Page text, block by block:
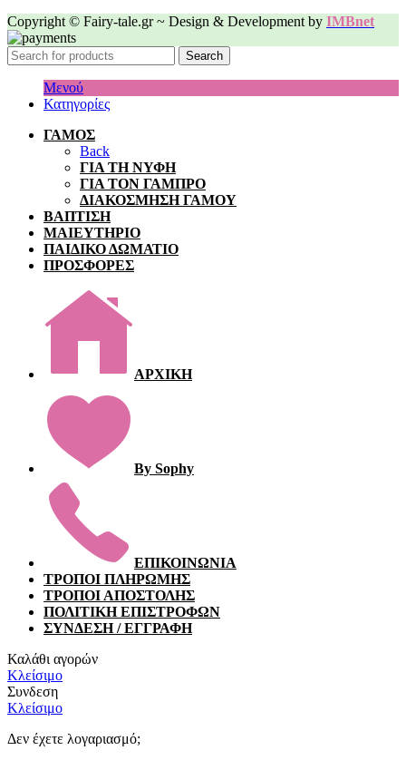
Copyright © Fairy-tale.gr ~ Design & Development by IMBnet
Search
Μενού
Κατηγορίες
ΓΑΜΟΣ
Back
ΓΙΑ ΤΗ ΝΥΦΗ
ΓΙΑ ΤΟΝ ΓΑΜΠΡΟ
ΔΙΑΚΟΣΜΗΣΗ ΓΑΜΟΥ
ΒΑΠΤΙΣΗ
ΜΑΙΕΥΤΗΡΙΟ
ΠΑΙΔΙΚΟ ΔΩΜΑΤΙΟ
ΠΡΟΣΦΟΡΕΣ
ΑΡΧΙΚΗ
By Sophy
ΕΠΙΚΟΙΝΩΝΙΑ
ΤΡΟΠΟΙ ΠΛΗΡΩΜΗΣ
ΤΡΟΠΟΙ ΑΠΟΣΤΟΛΗΣ
ΠΟΛΙΤΙΚΗ ΕΠΙΣΤΡΟΦΩΝ
ΣΥΝΔΕΣΗ / ΕΓΓΡΑΦΗ
Καλάθι αγορών
Κλείσιμο
Συνδεση
Κλείσιμο
Δεν έχετε λογαριασμό;